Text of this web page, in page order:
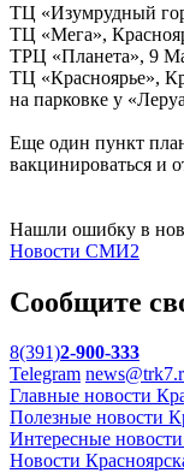
ТЦ «Изумрудный
ТЦ «Мега»,
ТРЦ «Планета», 9
ТЦ «Красноярье»,
на парковке у
Еще один пункт
вакцинироваться и
Нашли ошибку в
Новости СМИ2
Сообщите
8(391)2-900-333
Telegram
Главные новости
Полезные новости
Интересные
Новости